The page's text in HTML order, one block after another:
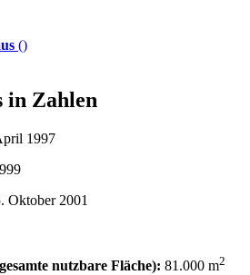
()
in Zahlen
1997
Oktober 2001
nutzbare Fläche): 81.000 m2